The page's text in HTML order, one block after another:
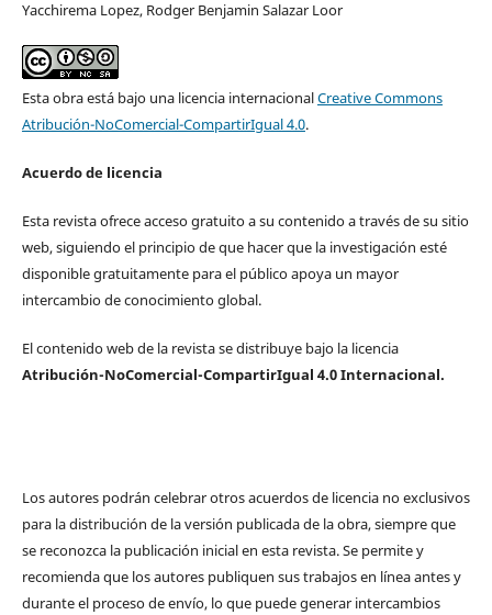
Yacchirema Lopez, Rodger Benjamin Salazar Loor
Esta obra está bajo una licencia internacionalCreative Commons
Atribución-NoComercial-CompartirIgual 4.0.
Acuerdo de licencia
Esta revista ofrece acceso gratuito a su contenido a través de su sitio
web, siguiendo el principio de que hacer que la investigación esté
disponible gratuitamente para el público apoya un mayor
intercambio de conocimiento global.
El contenido web de la revista se distribuye bajo la licencia
Atribución-NoComercial-CompartirIgual 4.0 Internacional.
Los autores podrán celebrar otros acuerdos de licencia no exclusivos
para la distribución de la versión publicada de la obra, siempre que
se reconozca la publicación inicial en esta revista. Se permite y
recomienda que los autores publiquen sus trabajos en línea antes y
durante el proceso de envío, lo que puede generar intercambios